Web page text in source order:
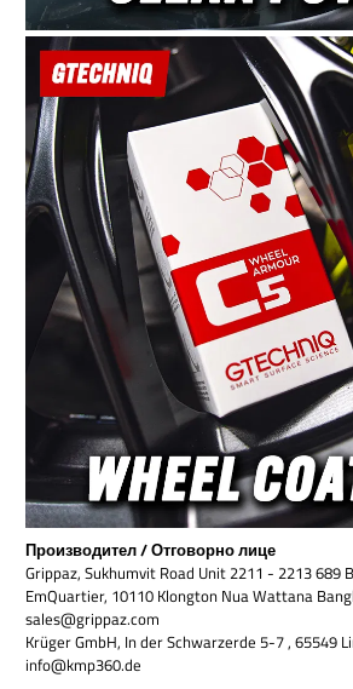
Производител / Отговорно лице
Grippaz, Sukhumvit Road Unit 2211 - 2213 689
EmQuartier, 10110 Klongton Nua Wattana
sales@grippaz.com
Krüger GmbH, In der Schwarzerde 5-7 , 65549
info@kmp360.de